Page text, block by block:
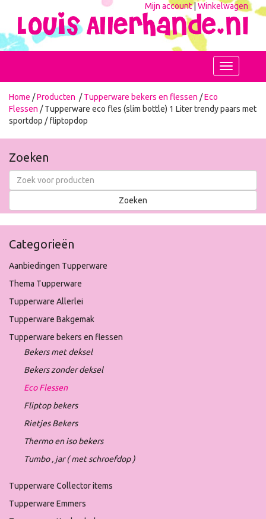
Mijn account|Winkelwagen
Toggle
navigation
Home /Producten /Tupperware bekers en flessen /Eco
Flessen / Tupperware eco fles (slim bottle) 1 Liter trendy paars met
sportdop / fliptopdop
Zoeken
Categorieën
Aanbiedingen Tupperware
Thema Tupperware
Tupperware Allerlei
Tupperware Bakgemak
Tupperware bekers en flessen
Bekers met deksel
Bekers zonder deksel
Eco Flessen
Fliptop bekers
Rietjes Bekers
Thermo en iso bekers
Tumbo , jar ( met schroefdop )
Tupperware Collector items
Tupperware Emmers